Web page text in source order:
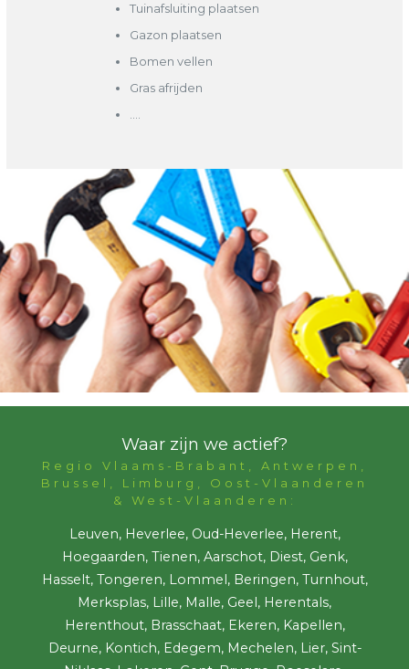
Tuinafsluiting plaatsen
Gazon plaatsen
Bomen vellen
Gras afrijden
Waar zijn we actief?
Regio Vlaams-Brabant, Antwerpen,
Brussel, Limburg, Oost-Vlaanderen
& West-Vlaanderen:
Leuven, Heverlee, Oud-Heverlee, Herent,
Hoegaarden, Tienen, Aarschot, Diest, Genk,
Hasselt, Tongeren, Lommel, Beringen, Turnhout,
Merksplas, Lille, Malle, Geel, Herentals,
Herenthout, Brasschaat, Ekeren, Kapellen,
Deurne, Kontich, Edegem, Mechelen, Lier, Sint-